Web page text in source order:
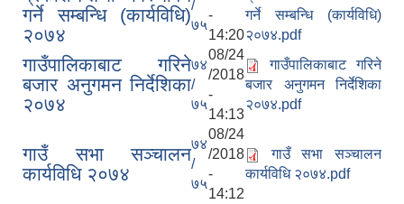
गर्ने सम्बन्धि (कार्यविधि)
२०७४
/
७५
-
14:20
गर्ने सम्बन्धि (कार्यविधि)
२०७४.pdf
गाउँपालिकाबाट गरिने
बजार अनुगमन निर्देशिका
२०७४
७४
/
७५
08/24
/2018
-
14:13
गाउँपालिकाबाट गरिने
बजार अनुगमन निर्देशिका
२०७४.pdf
गाउँ सभा सञ्चालन
कार्यविधि २०७४
७४
/
७५
08/24
/2018
-
14:12
गाउँ सभा सञ्चालन
कार्यविधि २०७४.pdf